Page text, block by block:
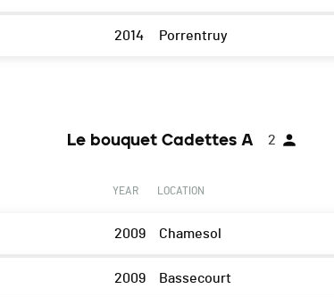
2014 Porrentruy
Le bouquet Cadettes A 2
YEAR LOCATION
2009 Chamesol
2009 Bassecourt